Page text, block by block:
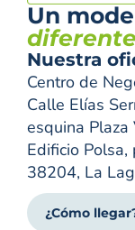
Un
diferente
Nuestra
Centro de
Calle Elías
esquina Plaza
Edificio
38204, La
¿Cómo